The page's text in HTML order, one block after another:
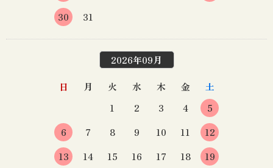
30
31
2026年09月
日 月 火 水 木 金
土
1
2 3 4
5
6
7 8 9 10 11
12
13
14 15 16 17 18
19